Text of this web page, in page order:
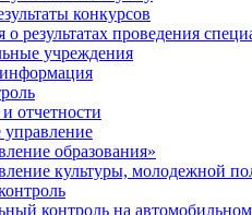
конкурсов
результатах проведения
учреждения
отчетности
образования»
культуры, молодежной
контроль на